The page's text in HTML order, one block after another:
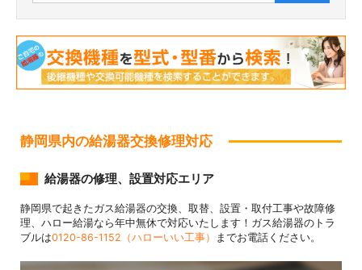
静岡県内の給湯器交換修理対応
給湯器の修理、設置対応エリア
静岡県で起きたガス給湯器の交換、取替、設置・取付工事や故障修
理、ハロー給湯なら年中無休で対応いたします！ガス給湯器のトラ
ブルは0120-86-1152（ハローいい工事） までお電話ください。